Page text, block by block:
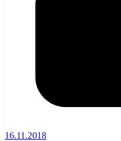
16.11.2018